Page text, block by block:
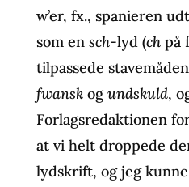
w’er, fx., spanieren
som en sch-lyd (chpå
tilpassede
fwanskogundskuld,
Forlagsredaktionen
at vi helt droppede
lydskrift, og jeg